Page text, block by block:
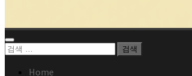
검
Home